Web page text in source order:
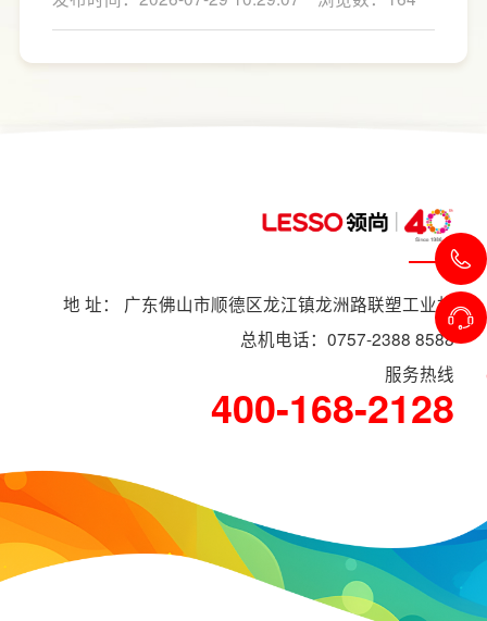
下来LESSO领尚为大家解答一下。事实上，厨
房改造费用并没有统一标准，通常会受到改造
范围、空间面积、材料品质、功能配置以及是
地 址： 广东佛山市顺德区龙江镇龙洲路联塑工业村
总机电话：0757-2388 8588
服务热线
400-168-2128